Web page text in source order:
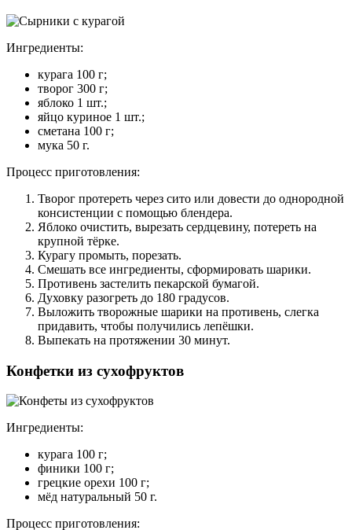
Ингредиенты:
курага 100 г;
творог 300 г;
яблоко 1 шт.;
яйцо куриное 1 шт.;
сметана 100 г;
мука 50 г.
Процесс приготовления:
Творог протереть через сито или довести до однородной
консистенции с помощью блендера.
Яблоко очистить, вырезать сердцевину, потереть на
крупной тёрке.
Курагу промыть, порезать.
Смешать все ингредиенты, сформировать шарики.
Противень застелить пекарской бумагой.
Духовку разогреть до 180 градусов.
Выложить творожные шарики на противень, слегка
придавить, чтобы получились лепёшки.
Выпекать на протяжении 30 минут.
Конфетки из сухофруктов
Ингредиенты:
курага 100 г;
финики 100 г;
грецкие орехи 100 г;
мёд натуральный 50 г.
Процесс приготовления: